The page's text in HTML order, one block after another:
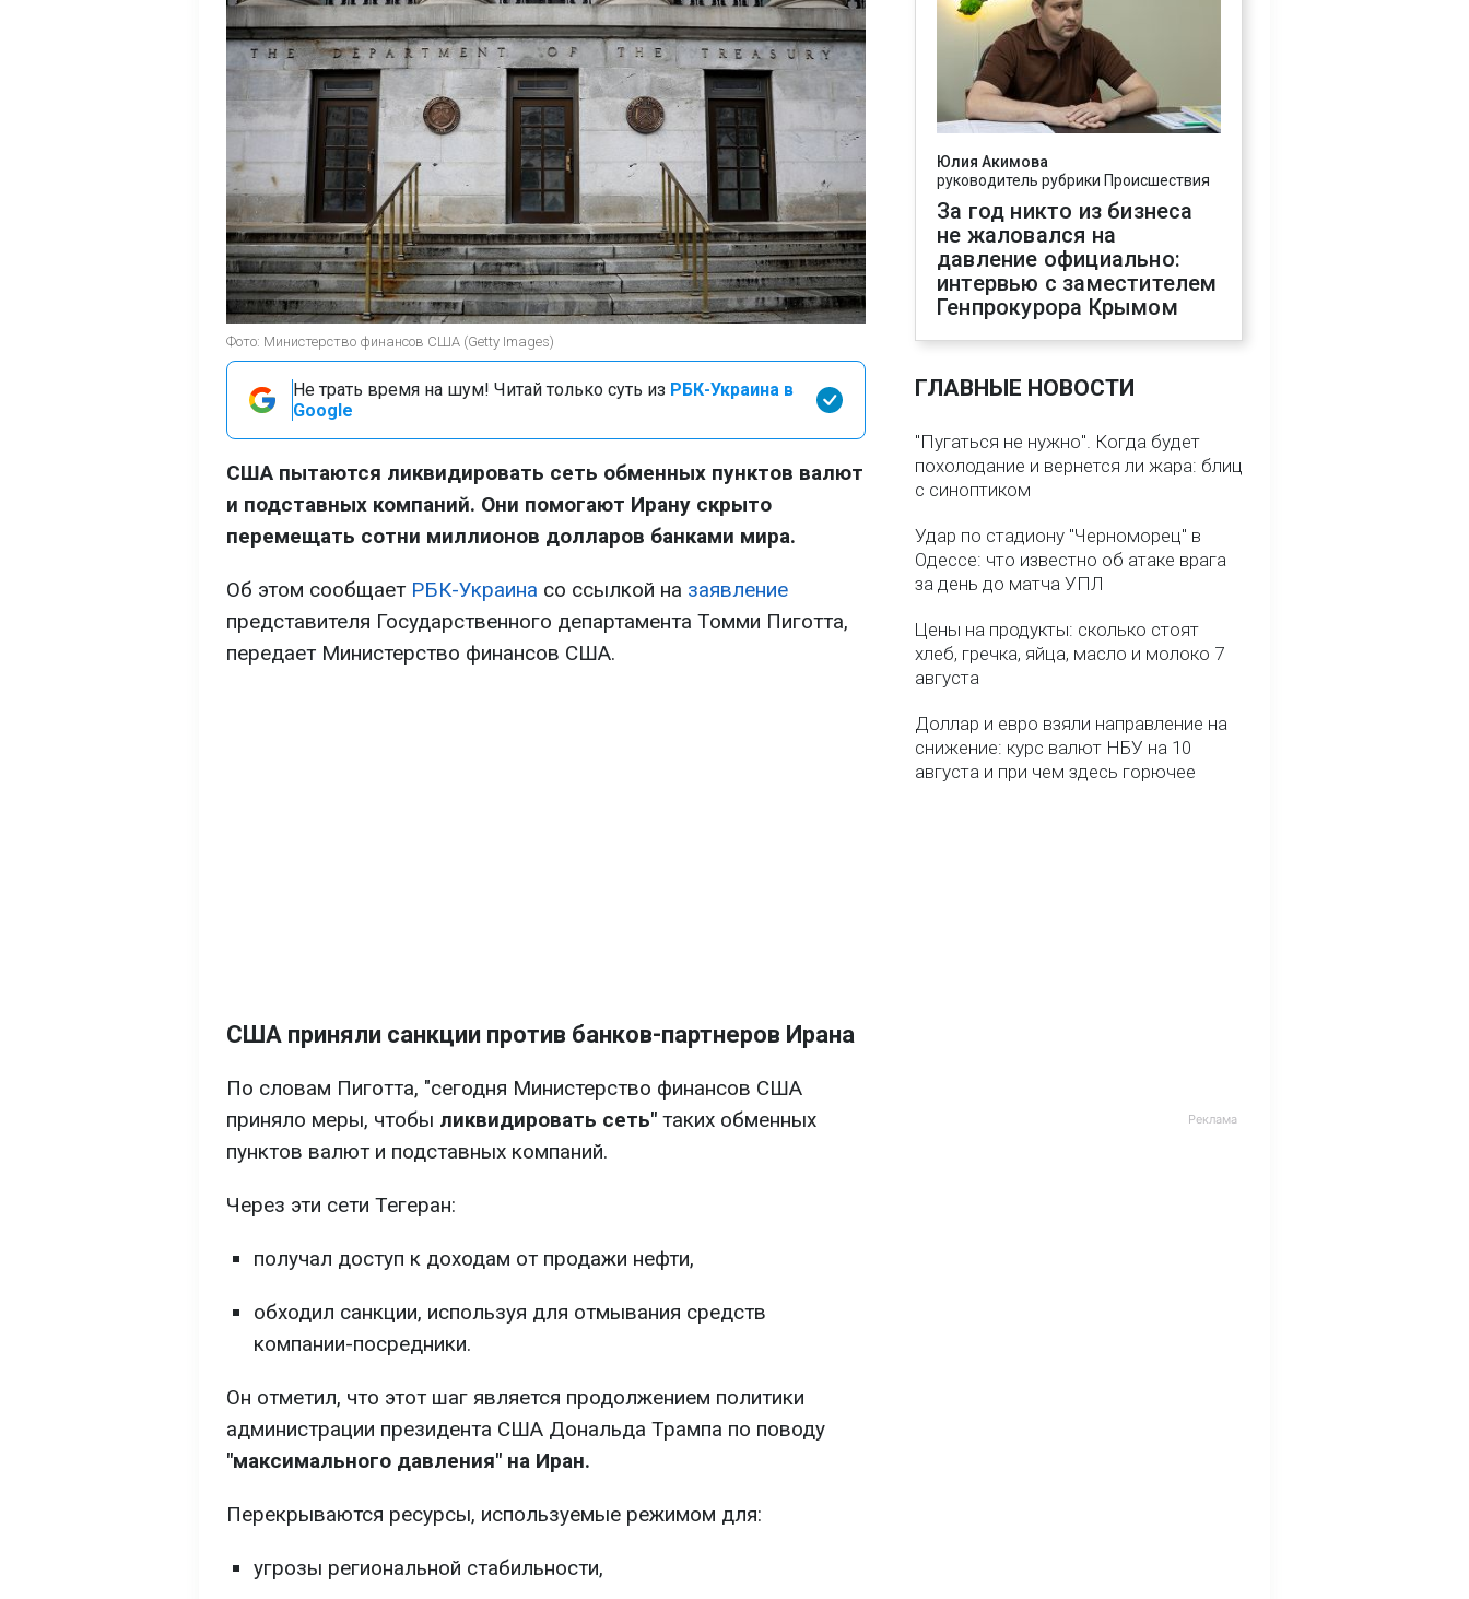
Фото: Министерство финансов СШA (Getty Images)
Не трать время на шум! Читай только суть из РБК-Украина в
Google
США пытаются ликвидировать сеть обменных пунктов валют
и подставных компаний. Они помогают Ирану скрыто
перемещать сотни миллионов долларов банками мира.
Об этом сообщает РБК-Украина со ссылкой на заявление
представителя Государственного департамента Томми Пиготта,
передает Министерство финансов США.
США приняли санкции против банков-партнеров Ирана
По словам Пиготта, "сегодня Министерство финансов США
приняло меры, чтобы ликвидировать сеть" таких обменных
пунктов валют и подставных компаний.
Через эти сети Тегеран:
получал доступ к доходам от продажи нефти,
обходил санкции, используя для отмывания средств
компании-посредники.
Он отметил, что этот шаг является продолжением политики
администрации президента США Дональда Трампа по поводу
"максимального давления" на Иран.
Перекрываются ресурсы, используемые режимом для:
угрозы региональной стабильности,
Юлия Акимова
руководитель рубрики Происшествия
За год никто из бизнеса
не жаловался на
давление официально:
интервью с заместителем
Генпрокурора Крымом
ГЛАВНЫЕ НОВОСТИ
"Пугаться не нужно". Когда будет
похолодание и вернется ли жара: блиц
с синоптиком
Удар по стадиону "Черноморец" в
Одессе: что известно об атаке врага
за день до матча УПЛ
Цены на продукты: сколько стоят
хлеб, гречка, яйца, масло и молоко 7
августа
Доллар и евро взяли направление на
снижение: курс валют НБУ на 10
августа и при чем здесь горючее